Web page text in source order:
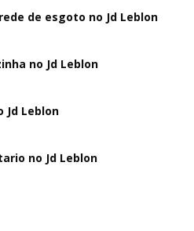
de esgoto no Jd Leblon
no Jd Leblon
Jd Leblon
no Jd Leblon